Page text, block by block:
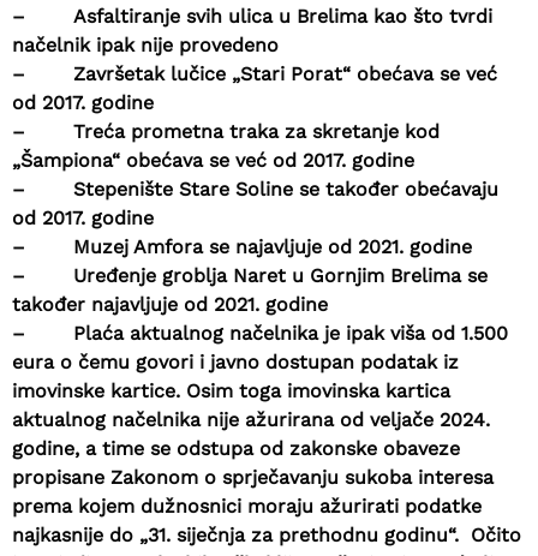
– Asfaltiranje svih ulica u Brelima kao što tvrdi
načelnik ipak nije provedeno
– Završetak lučice „Stari Porat“ obećava se već
od 2017. godine
– Treća prometna traka za skretanje kod
„Šampiona“ obećava se već od 2017. godine
– Stepenište Stare Soline se također obećavaju
od 2017. godine
– Muzej Amfora se najavljuje od 2021. godine
– Uređenje groblja Naret u Gornjim Brelima se
također najavljuje od 2021. godine
– Plaća aktualnog načelnika je ipak viša od 1.500
eura o čemu govori i javno dostupan podatak iz
imovinske kartice. Osim toga imovinska kartica
aktualnog načelnika nije ažurirana od veljače 2024.
godine, a time se odstupa od zakonske obaveze
propisane Zakonom o sprječavanju sukoba interesa
prema kojem dužnosnici moraju ažurirati podatke
najkasnije do „31. siječnja za prethodnu godinu“. Očito